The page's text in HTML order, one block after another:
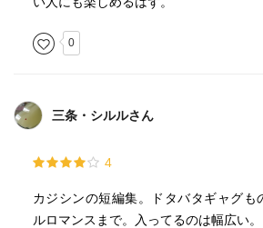
0
三条・シルルさん
4
カジシンの短編集。ドタバタギャグも
ルロマンスまで。入ってるのは幅広い。